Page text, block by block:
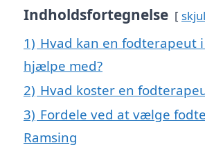
Indholdsfortegnelse skjul
1) Hvad kan en fodterapeut i
hjælpe med?
2) Hvad koster en
3) Fordele ved at vælge
Ramsing